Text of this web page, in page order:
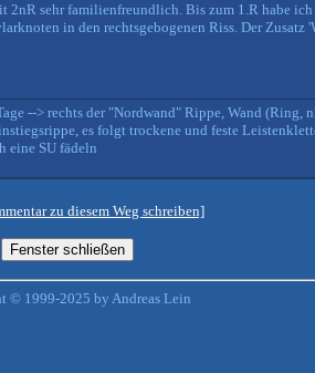
sehr familienfreundlich. Bis zum 1.R habe
in den rechtsgebogenen Riss. Der
--> rechts der "Nordwand" Rippe, Wand (Ring,
es folgt trockene und feste
eine SU fädeln
zu diesem Weg schreiben]
© 1999-2025 by Andreas Lein